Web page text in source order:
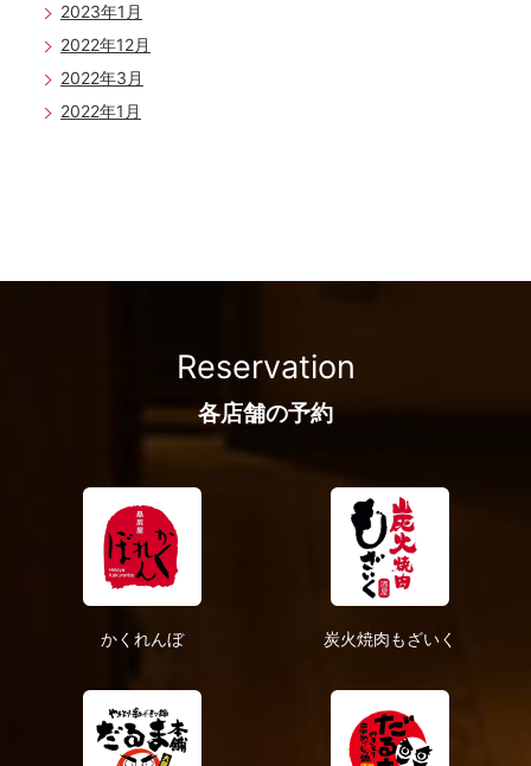
2023年1月
2022年12月
2022年3月
2022年1月
2021年6月
2020年12月
2020年10月
2020年7月
2020年6月
2020年5月
2020年4月
2019年2月
Reservation
各店舗の予約
かくれんぼ 炭火焼肉もざいく